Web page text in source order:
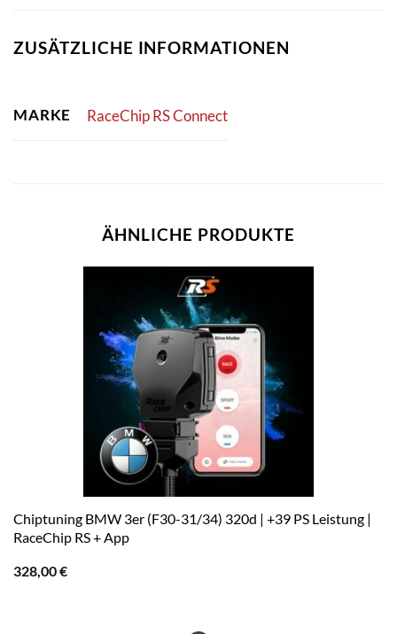
ZUSÄTZLICHE INFORMATIONEN
MARKE RaceChip RS Connect
ÄHNLICHE PRODUKTE
Chiptuning BMW 3er (F30-31/34) 320d | +39 PS Leistung |
RaceChip RS + App
328,00€